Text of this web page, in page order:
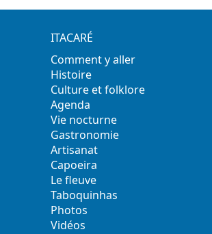
ITACARÉ
Comment y aller
Histoire
Culture et folklore
Agenda
Vie nocturne
Gastronomie
Artisanat
Capoeira
Le fleuve
Taboquinhas
Photos
Vidéos